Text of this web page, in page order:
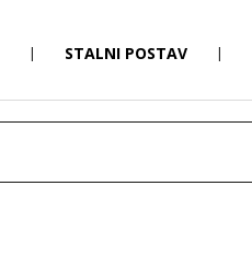
| STALNI POSTAV |